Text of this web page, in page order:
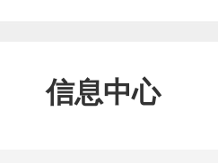
信息中心